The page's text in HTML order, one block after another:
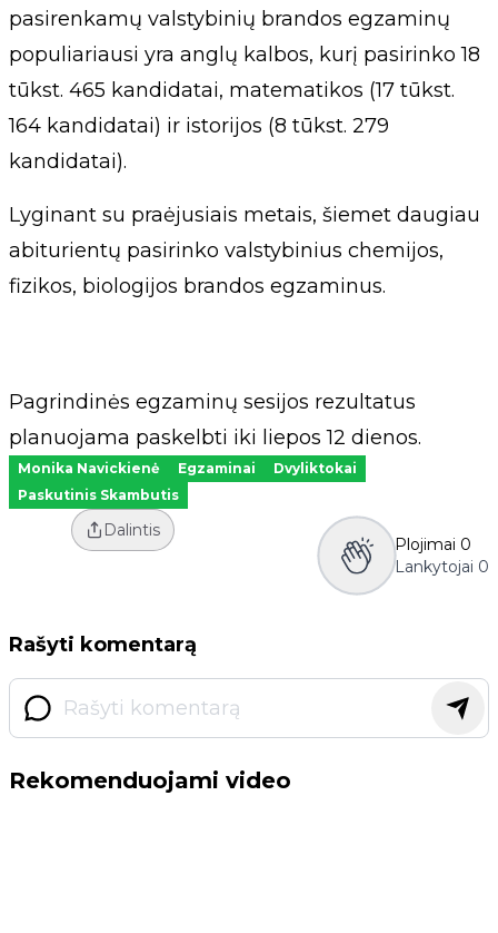
pasirenkamų valstybinių brandos egzaminų
populiariausi yra anglų kalbos, kurį pasirinko 18
tūkst. 465 kandidatai, matematikos (17 tūkst.
164 kandidatai) ir istorijos (8 tūkst. 279
kandidatai).
Lyginant su praėjusiais metais, šiemet daugiau
abiturientų pasirinko valstybinius chemijos,
fizikos, biologijos brandos egzaminus.
Pagrindinės egzaminų sesijos rezultatus
planuojama paskelbti iki liepos 12 dienos.
Monika Navickienė Egzaminai
Dvyliktokai
Paskutinis Skambutis
Dalintis
Plojimai 0
Lankytojai 0
Rašyti komentarą
Rekomenduojami video